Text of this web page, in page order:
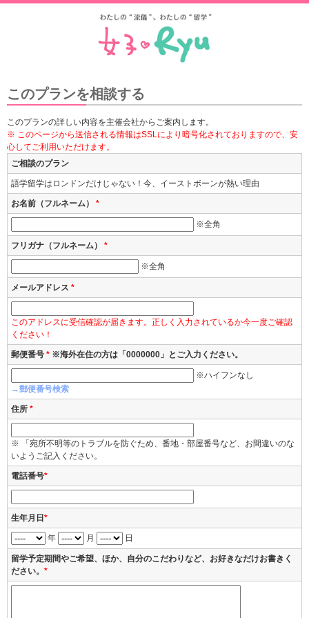
このプランを相談する
このプランの詳しい内容を主催会社からご案内します。
※ このページから送信される情報はSSLにより暗号化されておりますので、安
心してご利用いただけます。
ご相談のプラン
語学留学はロンドンだけじゃない！今、イーストボーンが熱い理由
お名前（フルネーム） *
※全角
フリガナ（フルネーム） *
※全角
メールアドレス *
このアドレスに受信確認が届きます。正しく入力されているか今一度ご確認
ください！
郵便番号 * ※海外在住の方は「0000000」とご入力ください。
※ハイフンなし
→郵便番号検索
住所 *
※ 「宛所不明等のトラブルを防ぐため、番地・部屋番号など、お間違いのな
いようご記入ください。
電話番号*
生年月日*
年 月 日
留学予定期間やご希望、ほか、自分のこだわりなど、お好きなだけお書きく
ださい。 *